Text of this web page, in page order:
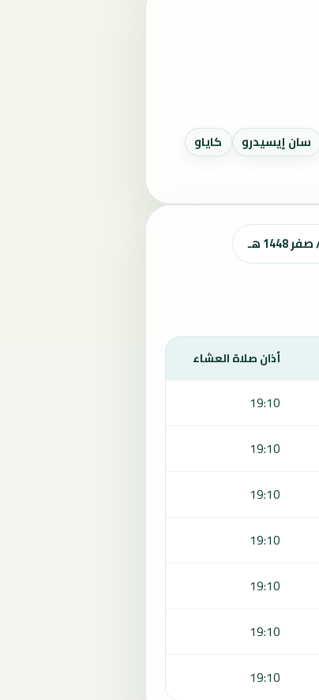
سان إيسيدرو
كاياو
أذان صلاة العشاء
19:10
19:10
19:10
19:10
19:10
19:10
19:10